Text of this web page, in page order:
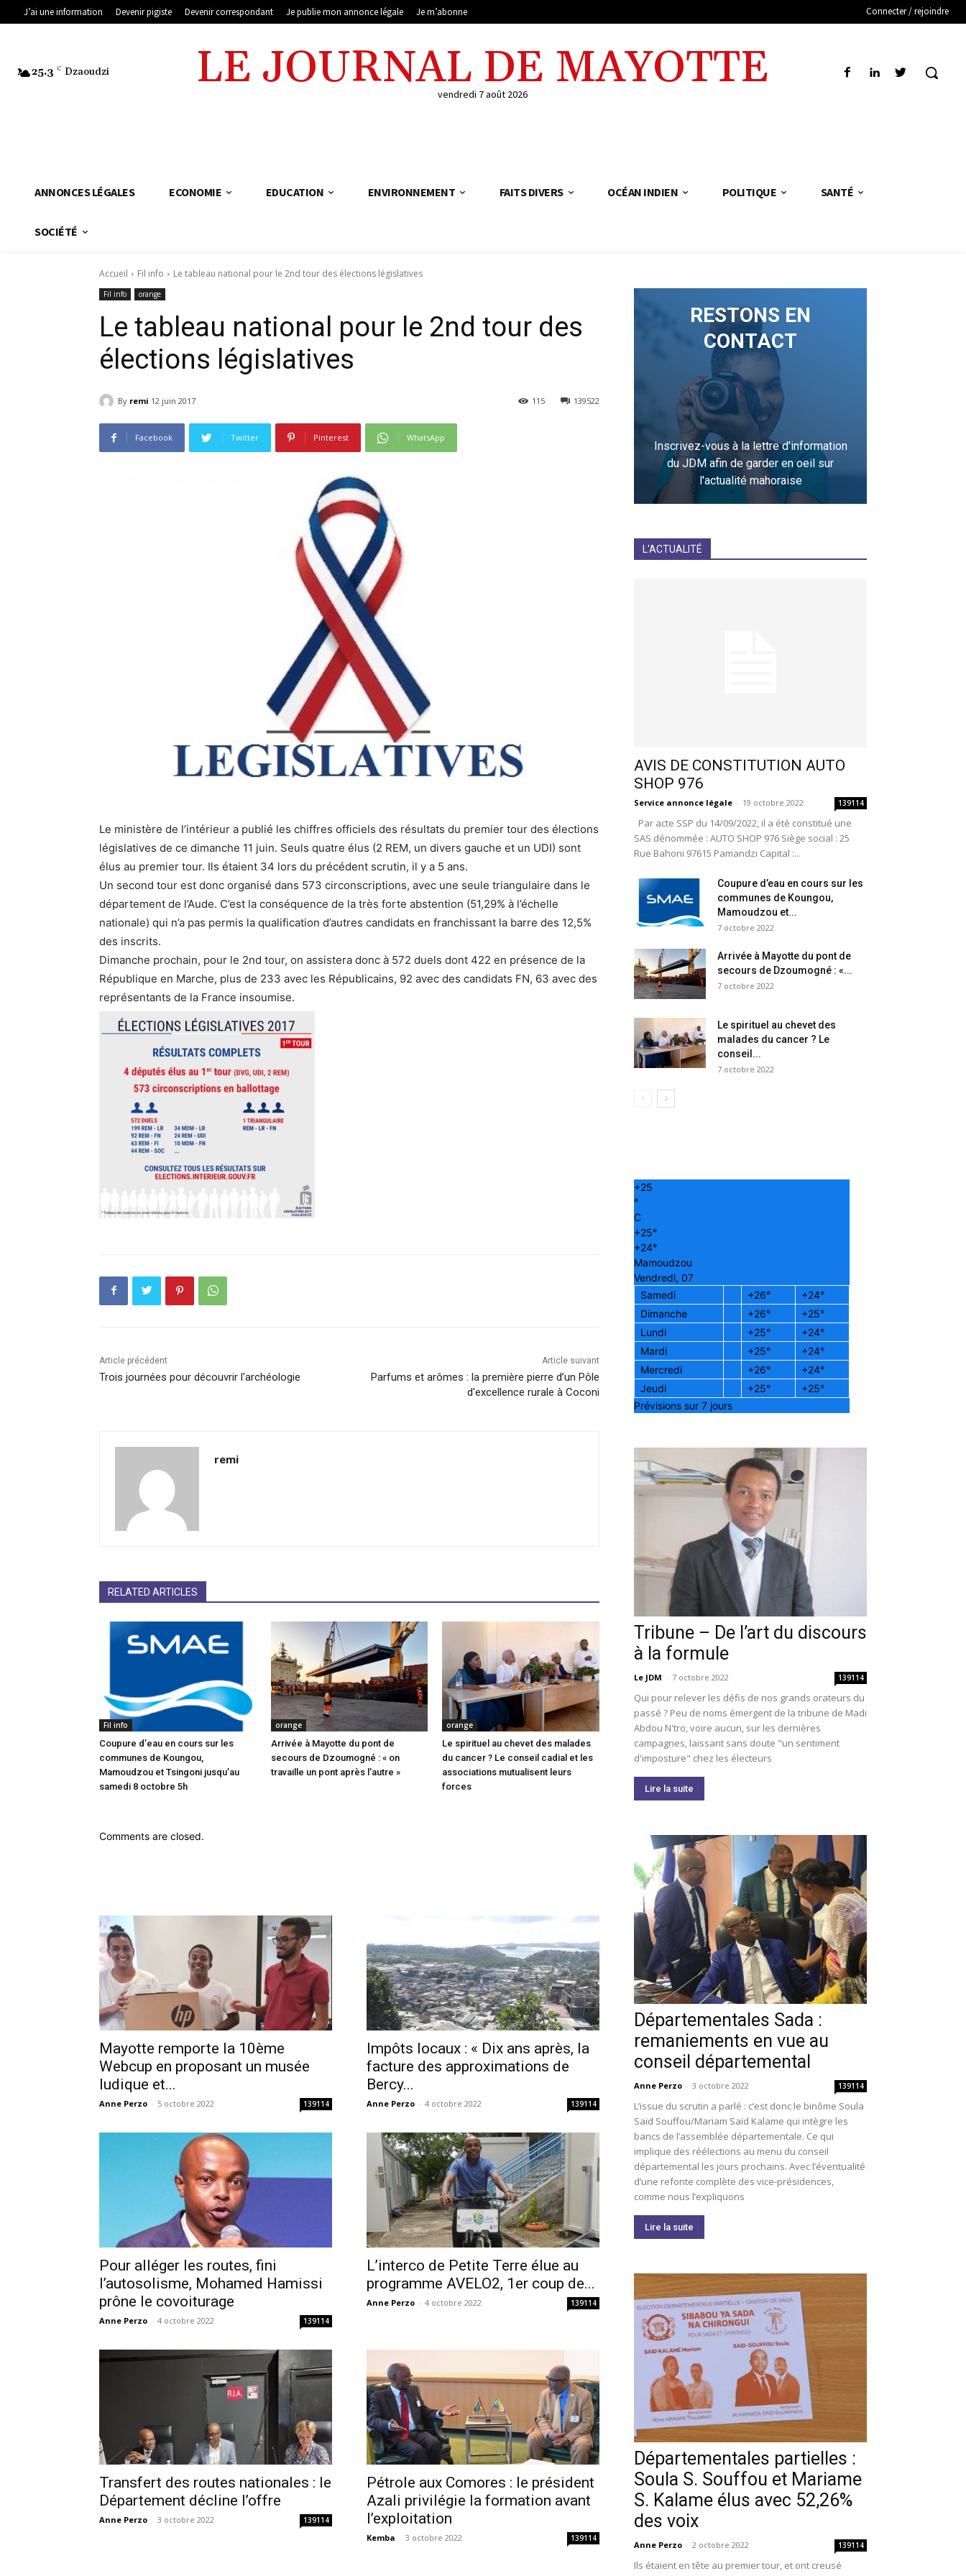
J’ai une information Devenir pigiste Devenir correspondant Je publie mon annonce légale Je m’abonne Connecter / rejoindre
25.3 C Dzaoudzi LE JOURNAL DE MAYOTTE
vendredi 7 août 2026
ANNONCES LÉGALES ECONOMIE EDUCATION ENVIRONNEMENT FAITS DIVERS OCÉAN INDIEN POLITIQUE SANTÉ
SOCIÉTÉ
Accueil Fil info Le tableau national pour le 2nd tour des élections législatives
Fil info orange
Le tableau national pour le 2nd tour des
élections législatives
By remi 12 juin 2017 139522
115
Facebook Twitter Pinterest WhatsApp
Le ministère de l’intérieur a publié les chiffres officiels des résultats du premier tour des élections
législatives de ce dimanche 11 juin. Seuls quatre élus (2 REM, un divers gauche et un UDI) sont
élus au premier tour. Ils étaient 34 lors du précédent scrutin, il y a 5 ans.
Un second tour est donc organisé dans 573 circonscriptions, avec une seule triangulaire dans le
département de l’Aude. C’est la conséquence de la très forte abstention (51,29% à l’échelle
nationale) qui n’a pas permis la qualification d’autres candidats en franchissant la barre des 12,5%
des inscrits.
Dimanche prochain, pour le 2nd tour, on assistera donc à 572 duels dont 422 en présence de la
République en Marche, plus de 233 avec les Républicains, 92 avec des candidats FN, 63 avec des
représentants de la France insoumise.
Article précédent
Trois journées pour découvrir l'archéologie
Article suivant
Parfums et arômes : la première pierre d’un Pôle
d'excellence rurale à Coconi
remi
RELATED ARTICLES
Fil info
Coupure d’eau en cours sur les
communes de Koungou,
Mamoudzou et Tsingoni jusqu’au
samedi 8 octobre 5h
orange
Arrivée à Mayotte du pont de
secours de Dzoumogné : « on
travaille un pont après l’autre »
orange
Le spirituel au chevet des malades
du cancer ? Le conseil cadial et les
associations mutualisent leurs
forces
Comments are closed.
Mayotte remporte la 10ème
Webcup en proposant un musée
ludique et...
Anne Perzo - 5 octobre 2022 139114
Impôts locaux : « Dix ans après, la
facture des approximations de
Bercy...
Anne Perzo - 4 octobre 2022 139114
Pour alléger les routes, fini
l’autosolisme, Mohamed Hamissi
prône le covoiturage
Anne Perzo - 4 octobre 2022 139114
L’interco de Petite Terre élue au
programme AVELO2, 1er coup de...
Anne Perzo - 4 octobre 2022 139114
Transfert des routes nationales : le
Département décline l’offre
Anne Perzo - 3 octobre 2022 139114
Pétrole aux Comores : le président
Azali privilégie la formation avant
l’exploitation
Kemba - 3 octobre 2022 139114
RESTONS EN
CONTACT
Inscrivez-vous à la lettre d'information
du JDM afin de garder en oeil sur
l'actualité mahoraise
L'ACTUALITÉ
AVIS DE CONSTITUTION AUTO
SHOP 976
Service annonce légale - 19 octobre 2022 139114
Par acte SSP du 14/09/2022, il a été constitué une
SAS dénommée : AUTO SHOP 976 Siège social : 25
Rue Bahoni 97615 Pamandzi Capital :...
Coupure d’eau en cours sur les
communes de Koungou,
Mamoudzou et...
7 octobre 2022
Arrivée à Mayotte du pont de
secours de Dzoumogné : «...
7 octobre 2022
Le spirituel au chevet des
malades du cancer ? Le
conseil...
7 octobre 2022
+25
°
C
+25°
+24°
Mamoudzou
Vendredi, 07
Samedi
+26° +24°
Dimanche
+26° +25°
Lundi
+25° +24°
Mardi
+25° +24°
Mercredi
+26° +24°
Jeudi
+25° +25°
Prévisions sur 7 jours
Tribune – De l’art du discours
à la formule
Le JDM - 7 octobre 2022 139114
Qui pour relever les défis de nos grands orateurs du
passé ? Peu de noms émergent de la tribune de Madi
Abdou N'tro, voire aucun, sur les dernières
campagnes, laissant sans doute "un sentiment
d'imposture" chez les électeurs
Lire la suite
Départementales Sada :
remaniements en vue au
conseil départemental
Anne Perzo - 3 octobre 2022 139114
L’issue du scrutin a parlé : c’est donc le binôme Soula
Saïd Souffou/Mariam Saïd Kalame qui intègre les
bancs de l’assemblée départementale. Ce qui
implique des réélections au menu du conseil
départemental les jours prochains. Avec l’éventualité
d’une refonte complète des vice-présidences,
comme nous l’expliquons
Lire la suite
Départementales partielles :
Soula S. Souffou et Mariame
S. Kalame élus avec 52,26%
des voix
Anne Perzo - 2 octobre 2022 139114
Ils étaient en tête au premier tour, et ont creusé